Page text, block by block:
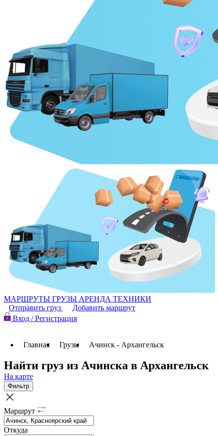
МАРШРУТЫ ГРУЗЫ АРЕНДА ТЕХНИКИ
Отправить груз
Добавить маршрут
Вход / Регистрация
Главная Грузы Ачинск - Архангельск
Найти груз из Ачинска в Архангельск
На карте
Фильтр
Маршрут
Откуда